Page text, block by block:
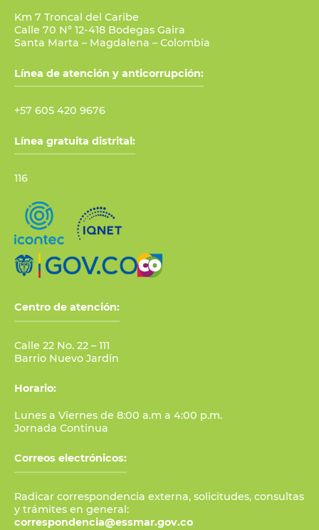
Km 7 Troncal del Caribe
Calle 70 N° 12-418 Bodegas Gaira
Santa Marta – Magdalena – Colombia
Línea de atención y anticorrupción:
+57 605 420 9676
Línea gratuita distrital:
116
Centro de atención:
Calle 22 No. 22 – 111
Barrio Nuevo Jardín
Horario:
Lunes a Viernes de 8:00 a.m a 4:00 p.m.
Jornada Continua
Correos electrónicos:
Radicar correspondencia externa, solicitudes, consultas
y trámites en general:
correspondencia@essmar.gov.co